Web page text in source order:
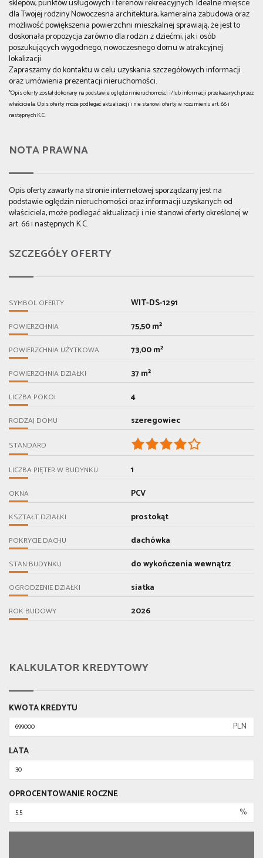
sklepów, punktów usługowych i terenów rekreacyjnych. Idealne miejsce
dla Twojej rodziny Nowoczesna architektura, kameralna zabudowa oraz
możliwość powiększenia powierzchni mieszkalnej sprawiają, że jest to
doskonała propozycja zarówno dla rodzin z dziećmi, jak i osób
poszukujących wygodnego, nowoczesnego domu w atrakcyjnej
lokalizacji.
Zapraszamy do kontaktu w celu uzyskania szczegółowych informacji
oraz umówienia prezentacji nieruchomości.
*Opis oferty został dokonany na podstawie oględzin nieruchomości i/lub informacji przekazanych przez
właściciela. Opis oferty może podlegać aktualizacji i nie stanowi oferty w rozumieniu art. 66 i
następnych K.C.
NOTA PRAWNA
Opis oferty zawarty na stronie internetowej sporządzany jest na
podstawie oględzin nieruchomości oraz informacji uzyskanych od
właściciela, może podlegać aktualizacji i nie stanowi oferty określonej w
art. 66 i następnych K.C.
SZCZEGÓŁY OFERTY
SYMBOL OFERTY WIT-DS-1291
POWIERZCHNIA 75,50 m²
POWIERZCHNIA UŻYTKOWA 73,00 m²
POWIERZCHNIA DZIAŁKI 37 m²
LICZBA POKOI 4
RODZAJ DOMU szeregowiec
STANDARD
LICZBA PIĘTER W BUDYNKU 1
OKNA PCV
KSZTAŁT DZIAŁKI prostokąt
POKRYCIE DACHU dachówka
STAN BUDYNKU do wykończenia wewnątrz
OGRODZENIE DZIAŁKI siatka
ROK BUDOWY 2026
KALKULATOR KREDYTOWY
KWOTA KREDYTU
PLN
LATA
OPROCENTOWANIE ROCZNE
%